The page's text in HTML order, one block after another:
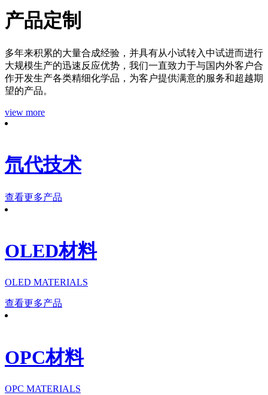
产品定制
多年来积累的大量合成经验，并具有从小试转入中试进而进行
大规模生产的迅速反应优势，我们一直致力于与国内外客户合
作开发生产各类精细化学品，为客户提供满意的服务和超越期
望的产品。
view more
氘代技术
查看更多产品
OLED材料
OLED MATERIALS
查看更多产品
OPC材料
OPC MATERIALS